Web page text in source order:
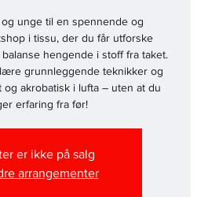
unge til en spennende og
i tissu, der du får utforske
hengende i stoff fra taket.
grunnleggende teknikker og
akrobatisk i lufta – uten at du
erfaring fra før!
er ikke på salg
arrangementer